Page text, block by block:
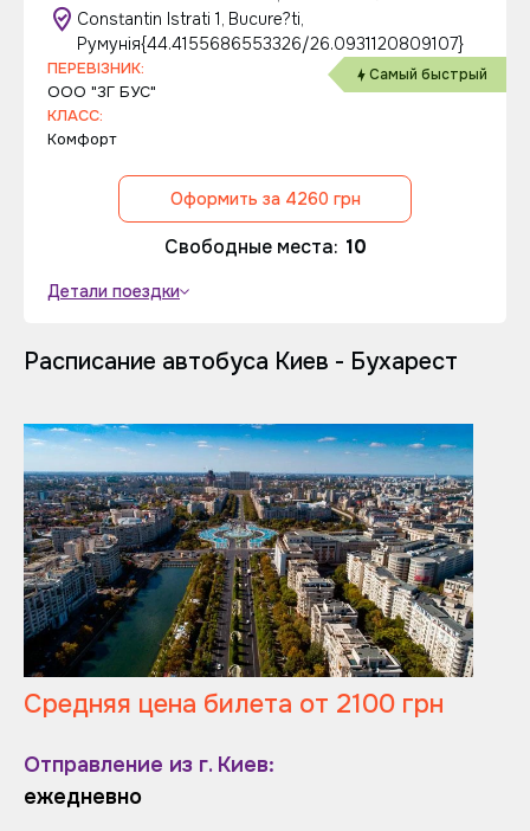
Constantin Istrati 1, Bucure?ti,
Румунія{44.4155686553326/26.0931120809107}
Самый быстрый
ПЕРЕВІЗНИК:
ООО "3Г БУС"
КЛАСС:
Комфорт
Оформить за 4260 грн
Свободные места: 10
Детали поездки
Расписание автобуса Киев - Бухарест
Средняя цена билета от 2100 грн
Отправление из г. Киев:
ежедневно